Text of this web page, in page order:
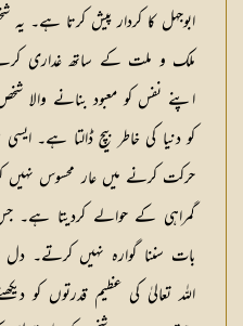
ابوجہل کا کردار پیش کرتا ہے۔ یہ
ملک و ملت کے ساتھ غداری
اپنے نفس کو معبود بنانے والا
کو دنیا کی خاطر بیچ ڈالتا ہے۔
حرکت کرنے میں عار محسوس نہیں
گمراہی کے حوالے کردیتا
بات سننا گوارہ نہیں کرتے۔ دل
اللہ تعالیٰ کی عظیم قدرتوں کو